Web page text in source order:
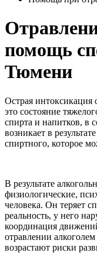
помощь
Тюмени
Острая интоксикация
это состояние
спирта и напитков, в
возникает в
спиртного, которое
В результате
физиологические,
человека. Он теряет
реальность, у него
координация
отравлении
возрастают риски